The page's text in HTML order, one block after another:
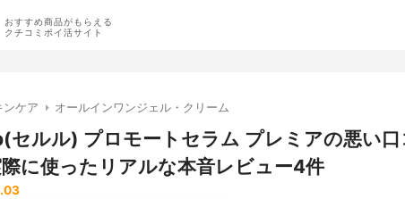
おすすめ商品がもらえる
クチコミポイ活サイト
ンケア オールインワンジェル・クリーム
ルル) プロモートセラム プレミアの悪い口
に使ったリアルな本音レビュー4件